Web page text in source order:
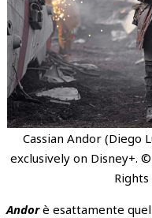
Cassian Andor (Diego
exclusively on Disney+.
Rights
Andorè esattamente